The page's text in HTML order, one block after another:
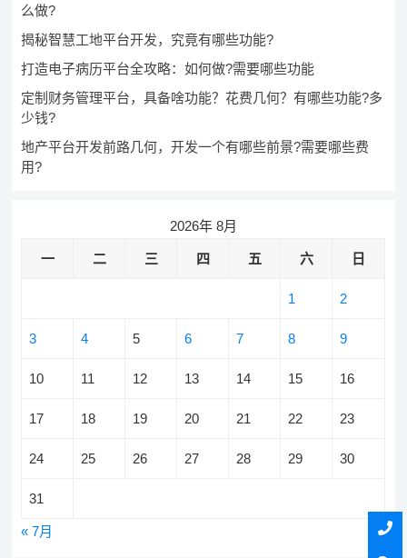
么做?
揭秘智慧工地平台开发，究竟有哪些功能?
打造电子病历平台全攻略：如何做?需要哪些功能
定制财务管理平台，具备啥功能？花费几何？有哪些功能?多
少钱?
地产平台开发前路几何，开发一个有哪些前景?需要哪些费
用?
2026年 8月
一 二 三 四 五 六 日
1 2
3 4 5 6 7 8 9
10 11 12 13 14 15 16
17 18 19 20 21 22 23
24 25 26 27 28 29 30
31
« 7月